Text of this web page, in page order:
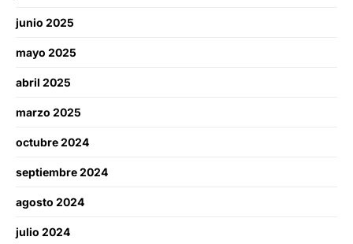
junio 2025
mayo 2025
abril 2025
marzo 2025
octubre 2024
septiembre 2024
agosto 2024
julio 2024